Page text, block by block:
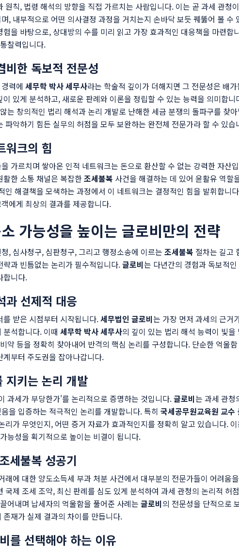
원칙, 법령 해석의 방향을 직접 가르치는 사람입니다. 이는 곧 과세 관청
, 내부적으로 어떤 의사결정 과정을 거치는지 손바닥 보듯 꿰뚫어 볼 수
을 바탕으로, 상대방의 수를 미리 읽고 가장 효과적인 대응책을 마련합
찰력입니다.
비한 독보적 전문성
경력에 세무학 박사 세무사라는 학술적 깊이가 더해지면 그 전문성은 배
있게 분석하고, 새로운 판례와 이론을 정립할 수 있는 능력을 의미합니
는 창의적인 법리 해석과 논리 개발로 난해한 세금 분쟁의 돌파구를 찾
파악하기 힘든 실무의 허점을 모두 보완하는 완전체 전문가라 할 수 있습
워크의 힘
가르치며 쌓아온 인적 네트워크는 돈으로 환산할 수 없는 강력한 자산
한 소통 채널은 복잡한조세불복 사건을 해결하는 데 있어 윤활유 역할
인 해결책을 모색하는 과정에서 이 네트워크는 결정적인 힘을 발휘합니
에게 최상의 결과를 제공합니다.
가능성을 높이는 글로비만의 전략
, 심사청구, 심판청구, 그리고 행정소송에 이르는 조세불복 절차는 길고
과 빈틈없는 논리가 필수적입니다.글로비는 다년간의 경험과 독보적
합니다.
과 선제적 대응
받은 시점부터 시작됩니다.세무법인 글로비는 가장 먼저 과세의 근거
석합니다. 이때 세무학 박사 세무사의 깊이 있는 법리 해석 능력이 빛
약 등을 정확히 찾아내어 반격의 핵심 논리를 구성합니다. 단순한 억울
부터 주도권을 잡아나갑니다.
지키는 논리 개발
과세가 부당한가'를 논리적으로 증명하는 것입니다.글로비는 과세 관청
을 입증하는 적극적인 논리를 개발합니다. 특히 국세공무원교육원 교수
리가 무엇인지, 어떤 증거 자료가 효과적인지를 정확히 알고 있습니다.
능성을 획기적으로 높이는 비결이 됩니다.
세불복 성공기
래에 대한 양도소득세 부과 처분 사건에서 대부분의 전문가들이 어려움
국제 조세 조약, 최신 판례를 심도 있게 분석하여 과세 관청의 논리적 허
어내며 납세자의 억울함을 풀어준 사례는 글로비의 전문성을 단적으로
재가 실제 결과의 차이를 만듭니다.
를 선택해야 하는 이유